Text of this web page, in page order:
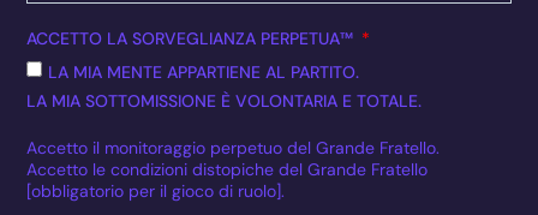
ACCETTO LA SORVEGLIANZA PERPETUA™
LA MIA MENTE APPARTIENE AL PARTITO.
LA MIA SOTTOMISSIONE È VOLONTARIA E TOTALE.
Accetto il monitoraggio perpetuo del Grande Fratello.
Accetto le condizioni distopiche del Grande Fratello
[obbligatorio per il gioco di ruolo].